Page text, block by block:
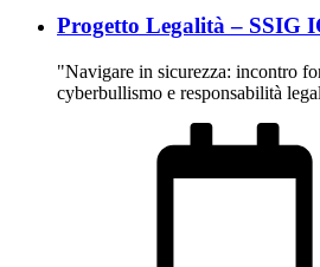
Progetto Legalità – SSIG
"Navigare in sicurezza: incontro
cyberbullismo e responsabilità